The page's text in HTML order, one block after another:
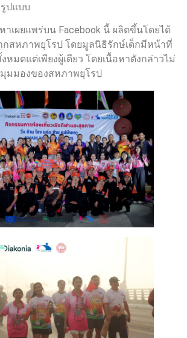
ปแบบ
าเผยแพร่บน Facebook นี้ ผลิตขึ้นโดยได้
สหภาพยุโรป โดยมูลนิธิรักษ์เด็กมีหน้าที่
หมดแต่เพียงผู้เดียว โดยเนื้อหาดังกล่าวไม่
มมองของสหภาพยุโรป